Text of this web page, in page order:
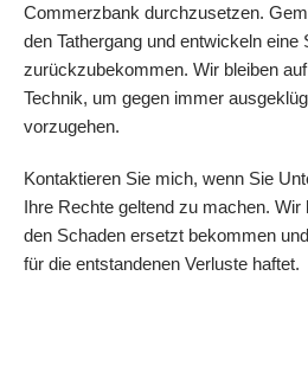
Commerzbank durchzusetzen.
den Tathergang und entwickeln eine
zurückzubekommen. Wir bleiben
Technik, um gegen immer
vorzugehen.
Kontaktieren Sie mich, wenn Sie
Ihre Rechte geltend zu machen.
den Schaden ersetzt bekommen
für die entstandenen Verluste haftet.